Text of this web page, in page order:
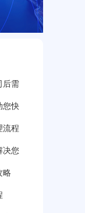
后需
您快
流程
决您
略